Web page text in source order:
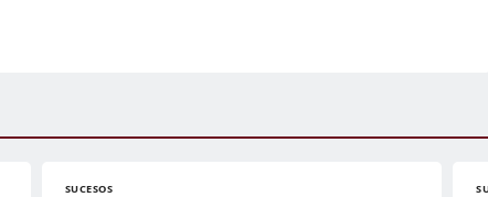
SUCESOS